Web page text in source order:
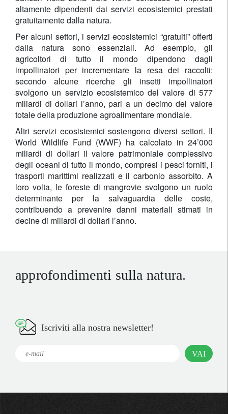
altamente dipendenti dai servizi ecosistemici prestati
gratuitamente dalla natura.
Per alcuni settori, i servizi ecosistemici “gratuiti” offerti
dalla natura sono essenziali. Ad esempio, gli
agricoltori di tutto il mondo dipendono dagli
impollinatori per incrementare la resa dei raccolti:
secondo alcune ricerche gli insetti impollinatori
svolgono un servizio ecosistemico del valore di 577
miliardi di dollari l’anno, pari a un decimo del valore
totale della produzione agroalimentare mondiale.
Altri servizi ecosistemici sostengono diversi settori. Il
World Wildlife Fund (WWF) ha calcolato in 24’000
miliardi di dollari il valore patrimoniale complessivo
degli oceani di tutto il mondo, compresi i pesci forniti, i
trasporti marittimi realizzati e il carbonio assorbito. A
loro volta, le foreste di mangrovie svolgono un ruolo
determinante per la salvaguardia delle coste,
contribuendo a prevenire danni materiali stimati in
decine di miliardi di dollari l’anno.
approfondimenti sulla natura.
Iscriviti alla nostra newsletter!
VAI